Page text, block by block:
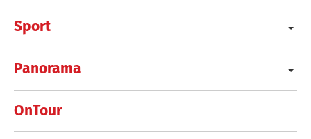
Sport
Panorama
OnTour